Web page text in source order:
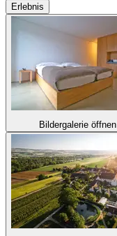
Erlebnis
Bildergalerie öffnen